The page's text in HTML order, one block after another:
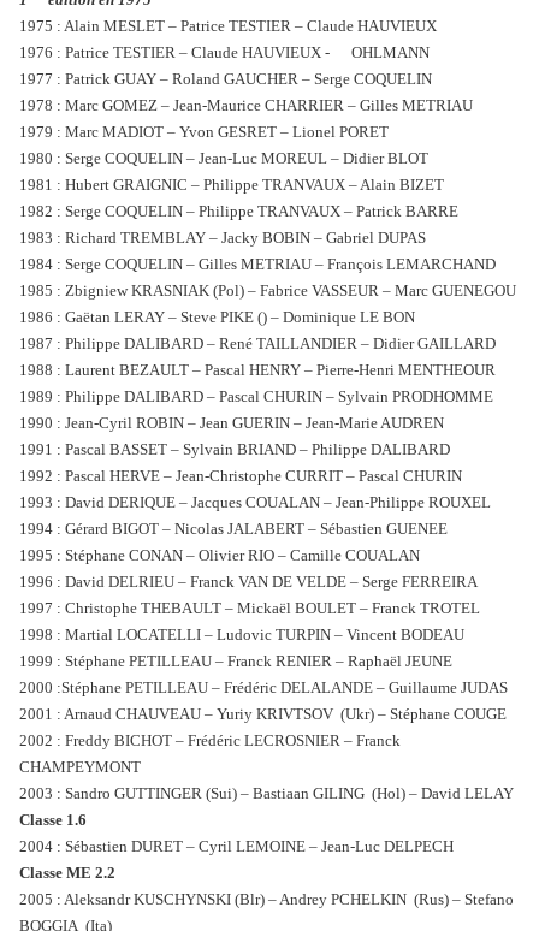
1975 : Alain MESLET – Patrice TESTIER – Claude HAUVIEUX
1976 : Patrice TESTIER – Claude HAUVIEUX - OHLMANN
1977 : Patrick GUAY – Roland GAUCHER – Serge COQUELIN
1978 : Marc GOMEZ – Jean-Maurice CHARRIER – Gilles METRIAU
1979 : Marc MADIOT – Yvon GESRET – Lionel PORET
1980 : Serge COQUELIN – Jean-Luc MOREUL – Didier BLOT
1981 : Hubert GRAIGNIC – Philippe TRANVAUX – Alain BIZET
1982 : Serge COQUELIN – Philippe TRANVAUX – Patrick BARRE
1983 : Richard TREMBLAY – Jacky BOBIN – Gabriel DUPAS
1984 : Serge COQUELIN – Gilles METRIAU – François LEMARCHAND
1985 : Zbigniew KRASNIAK (Pol) – Fabrice VASSEUR – Marc GUENEGOU
1986 : Gaëtan LERAY – Steve PIKE () – Dominique LE BON
1987 : Philippe DALIBARD – René TAILLANDIER – Didier GAILLARD
1988 : Laurent BEZAULT – Pascal HENRY – Pierre-Henri MENTHEOUR
1989 : Philippe DALIBARD – Pascal CHURIN – Sylvain PRODHOMME
1990 : Jean-Cyril ROBIN – Jean GUERIN – Jean-Marie AUDREN
1991 : Pascal BASSET – Sylvain BRIAND – Philippe DALIBARD
1992 : Pascal HERVE – Jean-Christophe CURRIT – Pascal CHURIN
1993 : David DERIQUE – Jacques COUALAN – Jean-Philippe ROUXEL
1994 : Gérard BIGOT – Nicolas JALABERT – Sébastien GUENEE
1995 : Stéphane CONAN – Olivier RIO – Camille COUALAN
1996 : David DELRIEU – Franck VAN DE VELDE – Serge FERREIRA
1997 : Christophe THEBAULT – Mickaël BOULET – Franck TROTEL
1998 : Martial LOCATELLI – Ludovic TURPIN – Vincent BODEAU
1999 : Stéphane PETILLEAU – Franck RENIER – Raphaël JEUNE
2000 :Stéphane PETILLEAU – Frédéric DELALANDE – Guillaume JUDAS
2001 : Arnaud CHAUVEAU – Yuriy KRIVTSOV (Ukr) – Stéphane COUGE
2002 : Freddy BICHOT – Frédéric LECROSNIER – Franck
CHAMPEYMONT
2003 : Sandro GUTTINGER (Sui) – Bastiaan GILING (Hol) – David LELAY
Classe 1.6
2004 : Sébastien DURET – Cyril LEMOINE – Jean-Luc DELPECH
Classe ME 2.2
2005 : Aleksandr KUSCHYNSKI (Blr) – Andrey PCHELKIN (Rus) – Stefano
BOGGIA (Ita)